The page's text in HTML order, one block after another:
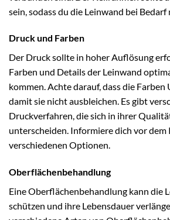
sein, sodass du die Leinwand bei Bedarf
Druck und Farben
Der Druck sollte in hoher Auflösung
Farben und Details der Leinwand
kommen. Achte darauf, dass die
damit sie nicht ausbleichen. Es gibt
Druckverfahren, die sich in ihrer
unterscheiden. Informiere dich vor dem
verschiedenen Optionen.
Oberflächenbehandlung
Eine Oberflächenbehandlung kann die
schützen und ihre Lebensdauer